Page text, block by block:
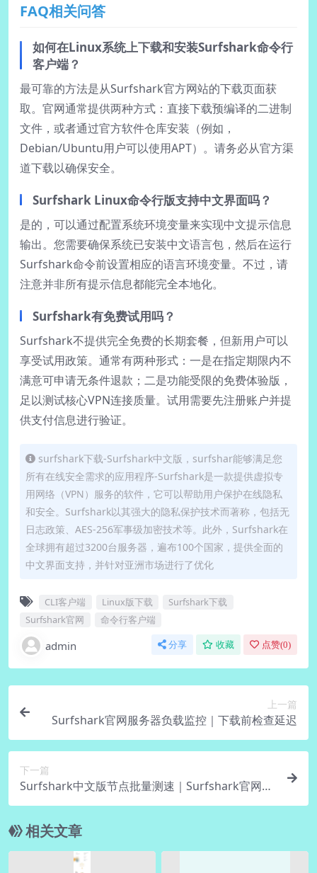
FAQ相关问答
如何在Linux系统上下载和安装Surfshark命令行
客户端？
最可靠的方法是从Surfshark官方网站的下载页面获
取。官网通常提供两种方式：直接下载预编译的二进制
文件，或者通过官方软件仓库安装（例如，
Debian/Ubuntu用户可以使用APT）。请务必从官方渠
道下载以确保安全。
Surfshark Linux命令行版支持中文界面吗？
是的，可以通过配置系统环境变量来实现中文提示信息
输出。您需要确保系统已安装中文语言包，然后在运行
Surfshark命令前设置相应的语言环境变量。不过，请
注意并非所有提示信息都能完全本地化。
Surfshark有免费试用吗？
Surfshark不提供完全免费的长期套餐，但新用户可以
享受试用政策。通常有两种形式：一是在指定期限内不
满意可申请无条件退款；二是功能受限的免费体验版，
足以测试核心VPN连接质量。试用需要先注册账户并提
供支付信息进行验证。
surfshark下载-Surfshark中文版，surfshar能够满足您
所有在线安全需求的应用程序-Surfshark是一款提供虚拟专
用网络（VPN）服务的软件，它可以帮助用户保护在线隐私
和安全。Surfshark以其强大的隐私保护技术而著称，包括无
日志政策、AES-256军事级加密技术等。此外，Surfshark在
全球拥有超过3200台服务器，遍布100个国家，提供全面的
中文界面支持，并针对亚洲市场进行了优化
CLI客户端 Linux版下载
Surfshark下载
Surfshark官网
命令行客户端
admin 分享 收藏 点赞(0)
上一篇
Surfshark官网服务器负载监控｜下载前检查延迟
下一篇
Surfshark中文版节点批量测速｜Surfshark官网结
果导出CSV
相关文章